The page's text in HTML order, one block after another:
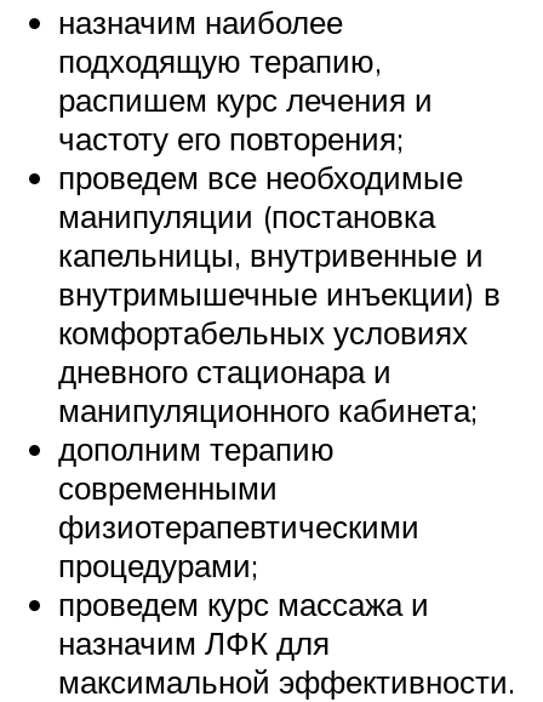
назначим наиболее
подходящую терапию,
распишем курс лечения и
частоту его повторения;
проведем все необходимые
манипуляции (постановка
капельницы, внутривенные и
внутримышечные инъекции) в
комфортабельных условиях
дневного стационара и
манипуляционного кабинета;
дополним терапию
современными
физиотерапевтическими
процедурами;
проведем курс массажа и
назначим ЛФК для
максимальной эффективности.